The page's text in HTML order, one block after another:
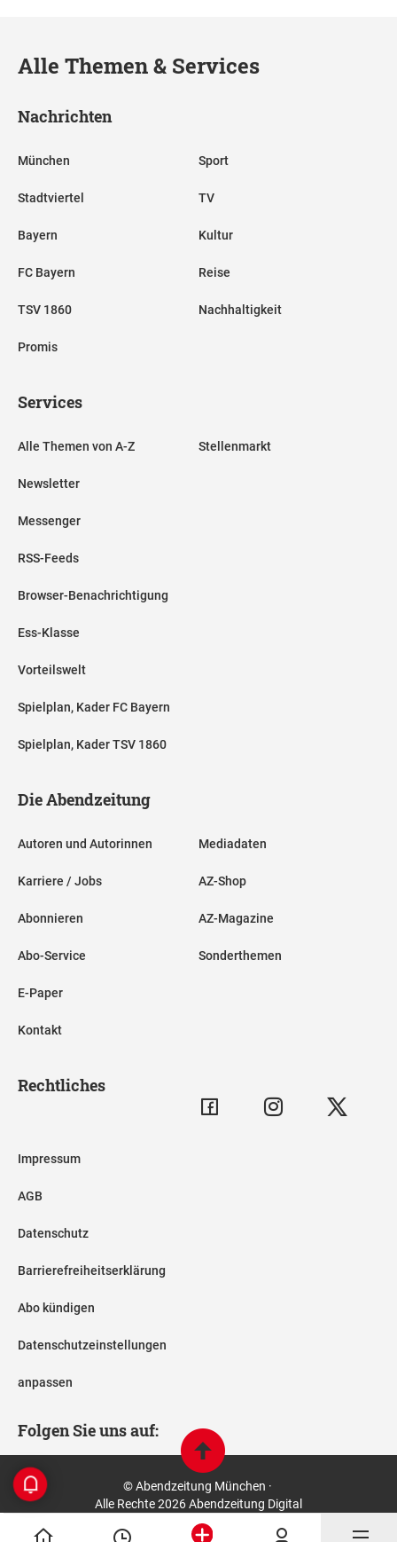
Alle Themen & Services
Nachrichten
München
Stadtviertel
Bayern
FC Bayern
TSV 1860
Promis
Sport
TV
Kultur
Reise
Nachhaltigkeit
Services
Alle Themen von A-Z
Newsletter
Messenger
RSS-Feeds
Browser-Benachrichtigung
Ess-Klasse
Vorteilswelt
Spielplan, Kader FC Bayern
Spielplan, Kader TSV 1860
Stellenmarkt
Die Abendzeitung
Autoren und Autorinnen
Karriere / Jobs
Abonnieren
Abo-Service
E-Paper
Kontakt
Mediadaten
AZ-Shop
AZ-Magazine
Sonderthemen
Rechtliches
Impressum
AGB
Datenschutz
Barrierefreiheitserklärung
Abo kündigen
Datenschutzeinstellungen
anpassen
Folgen Sie uns auf:
© Abendzeitung München ·
Alle Rechte 2026 Abendzeitung Digital